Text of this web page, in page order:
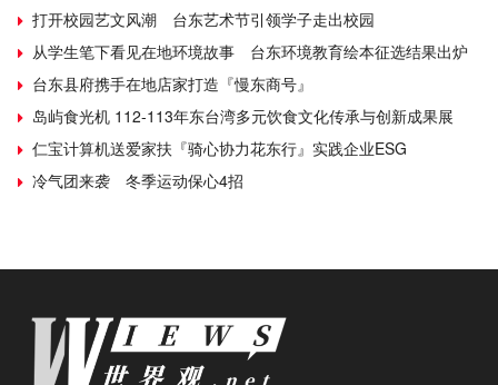
打开校园艺文风潮 台东艺术节引领学子走出校园
从学生笔下看见在地环境故事 台东环境教育绘本征选结果出炉
台东县府携手在地店家打造『慢东商号』
岛屿食光机 112-113年东台湾多元饮食文化传承与创新成果展
仁宝计算机送爱家扶『骑心协力花东行』实践企业ESG
冷气团来袭 冬季运动保心4招